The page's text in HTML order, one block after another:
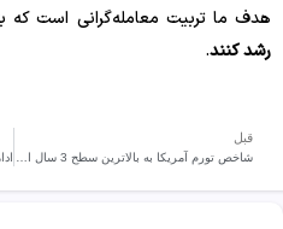
هدف ما تربیت معامله‌گرانی است که
رشد کنند.
قبل